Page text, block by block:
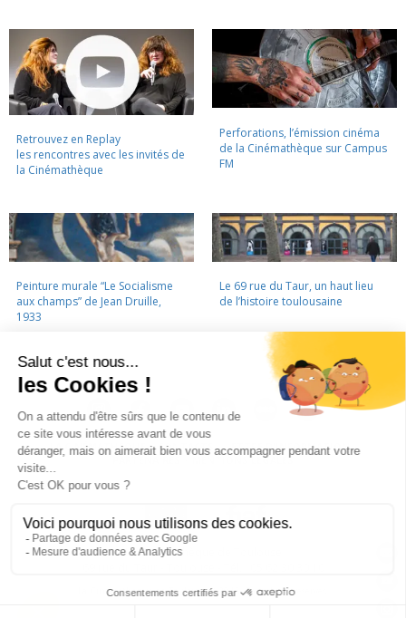
Retrouvez en Replay
les rencontres avec les invités de
la Cinémathèque
Perforations, l’émission cinéma
de la Cinémathèque sur Campus
FM
Peinture murale “Le Socialisme
aux champs” de Jean Druille,
1933
Le 69 rue du Taur, un haut lieu
de l’histoire toulousaine
LA CINÉMATHÈQUE · CONTACTS · LETTRE D'INFORMATION ·
PARTENAIRES · MENTIONS LÉGALES
La Cinémathèque de Toulouse
La Cinémathèque de Toulouse © 2015. Tous droits réservés.